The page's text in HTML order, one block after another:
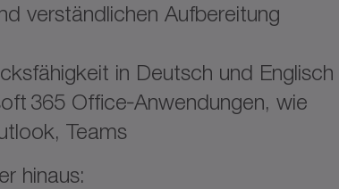
verständlichen Aufbereitung
in Deutsch und Englisch
365 Office‑Anwendungen, wie
Teams
hinaus: